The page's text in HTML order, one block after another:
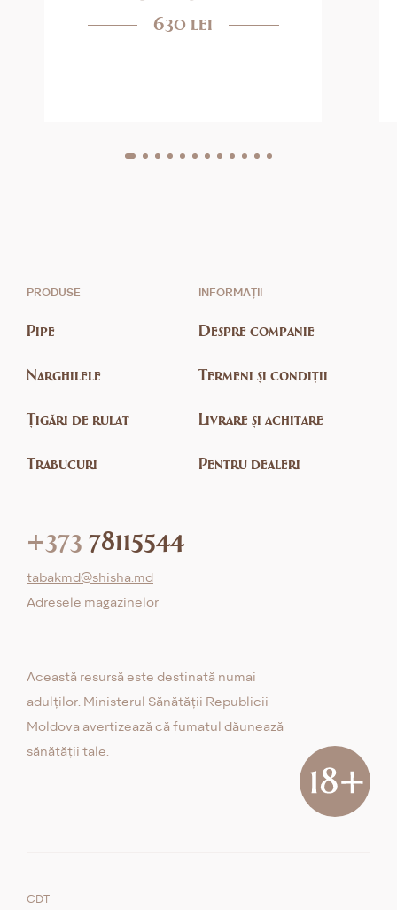
630 lei
PRODUSE
Pipe
Narghilele
Țigări de rulat
Trabucuri
INFORMAȚII
Despre companie
Termeni și condiții
Livrare și achitare
Pentru dealeri
+373 78115544
tabakmd@shisha.md
Adresele magazinelor
Această resursă este destinată numai
adulților. Ministerul Sănătății Republicii
Moldova avertizează că fumatul dăunează
sănătății tale.
CDT